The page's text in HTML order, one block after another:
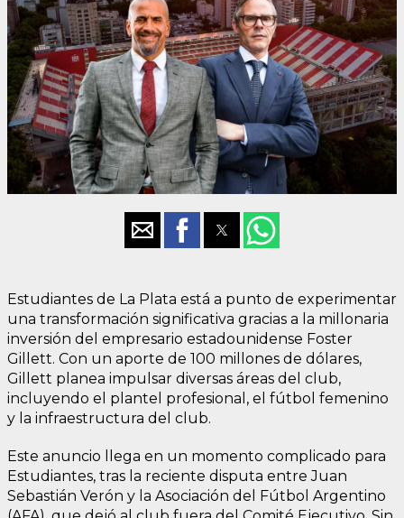
Estudiantes de La Plata está a punto de experimentar
una transformación significativa gracias a la millonaria
inversión del empresario estadounidense Foster
Gillett. Con un aporte de 100 millones de dólares,
Gillett planea impulsar diversas áreas del club,
incluyendo el plantel profesional, el fútbol femenino
y la infraestructura del club.
Este anuncio llega en un momento complicado para
Estudiantes, tras la reciente disputa entre Juan
Sebastián Verón y la Asociación del Fútbol Argentino